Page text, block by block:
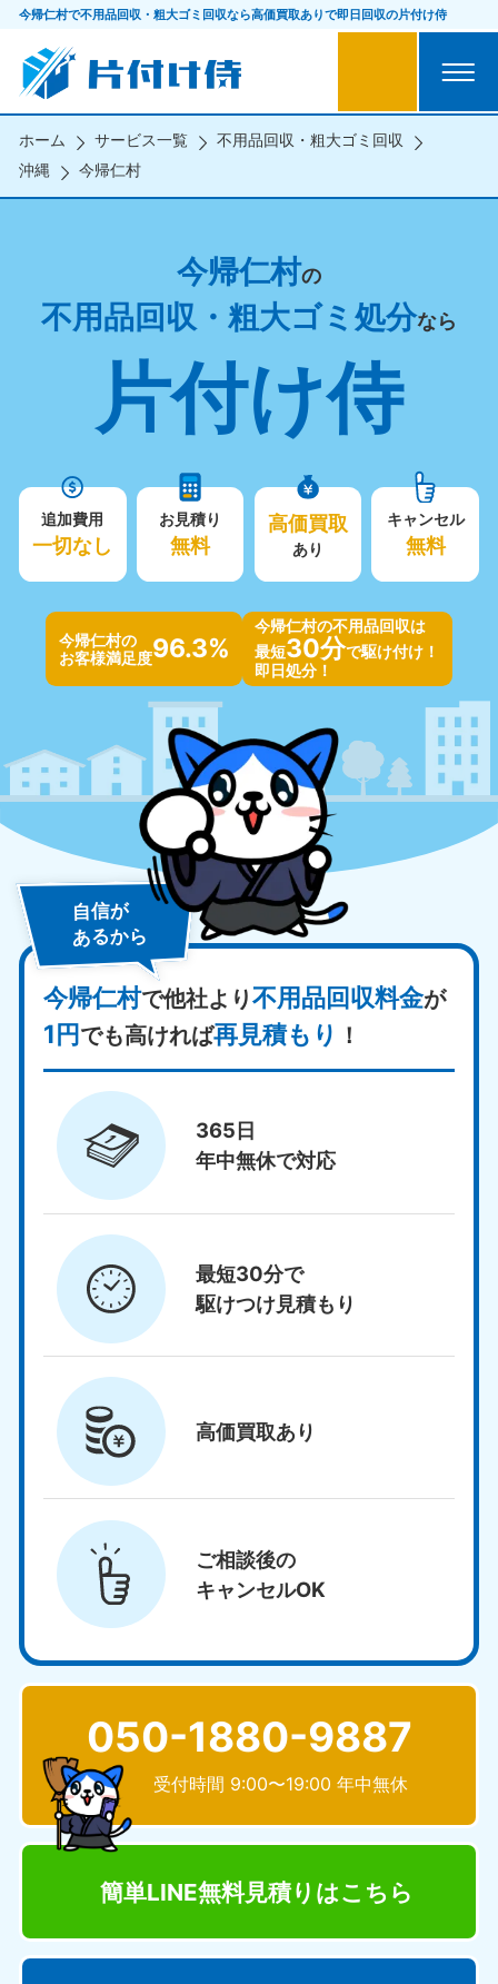
今帰仁村で不用品回収・粗大ゴミ回収なら高価買取ありで即日回収の片付け侍
ホーム サービス一覧
不用品回収・粗大ゴミ回収
沖縄
今帰仁村
今帰仁村の
不用品回収・粗大ゴミ処分なら
片付け侍
追加費用
一切なし
お見積り
無料
高価買取
あり
キャンセル
無料
今帰仁村の
お客様満足度96.3%
今帰仁村の不用品回収は
最短30分で駆け付け！
即日処分！
自信が
あるから
今帰仁村で他社より不用品回収料金が
1円でも高ければ再見積もり ！
365日
年中無休で対応
最短30分で
駆けつけ見積もり
高価買取あり
ご相談後の
キャンセルOK
050-1880-9887
受付時間 9:00〜19:00 年中無休
簡単LINE無料見積り はこちら